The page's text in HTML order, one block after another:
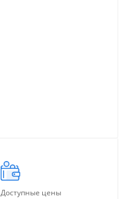
Доступные цены